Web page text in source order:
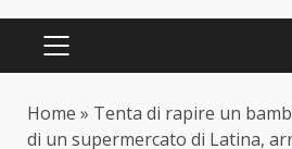
PRIMARY
Home » Tenta di rapire un
di un supermercato di Latina,